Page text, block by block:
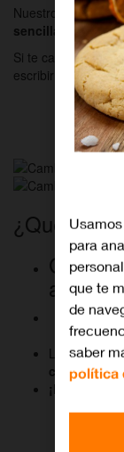
Nuestro asistente
sencillas
por ti.
Si te cambias de
escribir
Quiero
¿Qué
Por tu
una
La primera
¡Listo!
para
que te
de
saber
política